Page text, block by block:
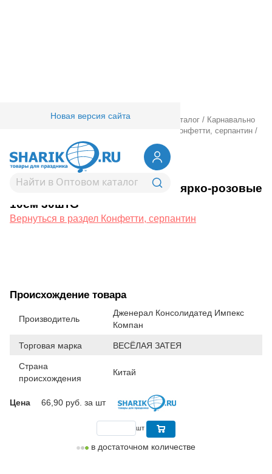
Новая версия сайта
Товары для праздника/ Оптовый каталог / Карнавально
Конфетти, серпантин /
Перья декоративн ярко-розовые 10см 30штG
1501-4131Перья декоративн ярко-розовые
10см 30штG
Вернуться в раздел Конфетти, серпантин
Происхождение товара
Производитель
Дженерал Консолидатед Импекс
Компан
Торговая марка ВЕСЁЛАЯ ЗАТЕЯ
Страна
происхождения
Китай
Цена 66,90 руб. за шт
шт
в достаточном количестве